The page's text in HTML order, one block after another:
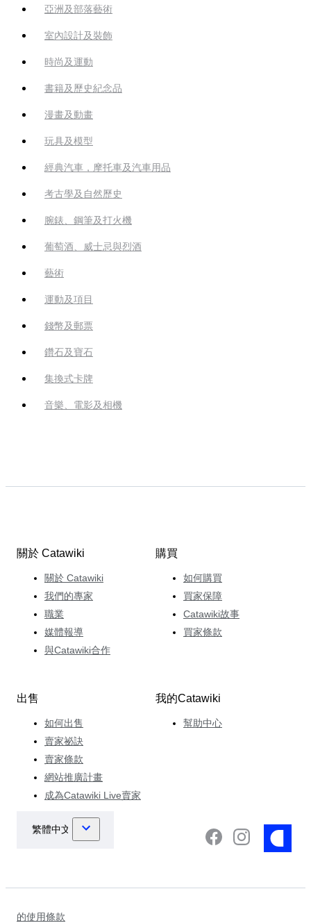
亞洲及部落藝術
室內設計及裝飾
時尚及運動
書籍及歷史紀念品
漫畫及動畫
玩具及模型
經典汽車，摩托車及汽車用品
考古學及自然歷史
腕錶、鋼筆及打火機
葡萄酒、威士忌與烈酒
藝術
運動及項目
錢幣及郵票
鑽石及寶石
集換式卡牌
音樂、電影及相機
關於 Catawiki
關於 Catawiki
我們的專家
職業
媒體報導
與Catawiki合作
購買
如何購買
買家保障
Catawiki故事
買家條款
出售
如何出售
賣家祕訣
賣家條款
網站推廣計畫
成為Catawiki Live賣家
我的Catawiki
幫助中心
的使用條款